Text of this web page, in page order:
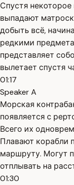
Спустя некоторое
выпадают
добыть всё,
редкими
представляет
вылетает спустя
01:17
Speaker A
Морская
появляется с
Всего их
Плавают корабли
маршруту. Могут
отплывать на
01:30